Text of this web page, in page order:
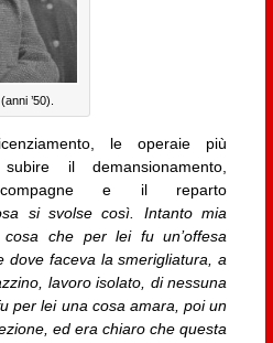
’50).
le operaie più
il demansionamento,
compagne e il reparto
si svolse così. Intanto mia
che per lei fu un’offesa
dove faceva la smerigliatura, a
lavoro isolato, di nessuna
per lei una cosa amara, poi un
ed era chiaro che questa